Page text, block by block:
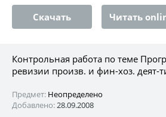
Скачать Читать
Контрольная работа по теме
ревизии произв. и фин-хоз. деят-
Предмет: Неопределено
Добавлено:28.09.2008